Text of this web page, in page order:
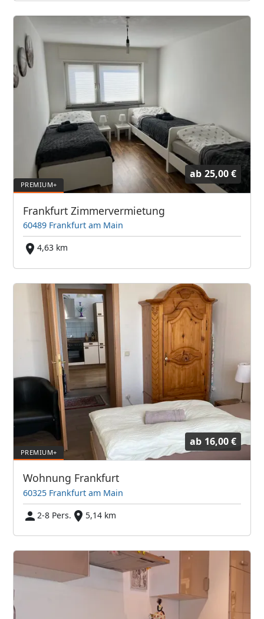
ab 25,00 €
Frankfurt Zimmervermietung
60489 Frankfurt am Main
4,63 km
ab 16,00 €
Wohnung Frankfurt
60325 Frankfurt am Main
2-8 Pers.
5,14 km